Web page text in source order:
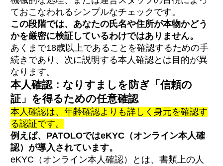
ておこなわれるシンプルなチェックです。
この段階では、あなたの氏名や住所が本物かどう
かを厳密に検証しているわけではありません。
あくまで18歳以上であることを確認するための手
続きであり、次に説明する本人確認とは目的が異
なります。
本人確認：なりすましを防ぎ「信頼の
証」を得るための任意確認
本人確認は、年齢確認よりも詳しく身元を確認す
る認証です。
例えば、PATOLOではeKYC（オンライン本人確
認）が導入されています。
eKYC（オンライン本人確認）とは、書類上の人